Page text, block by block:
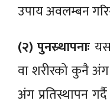
उपाय अवलम्बन
(२) पुनस्र्थापनाः
वा शरीरको कुनै अंग
अंग प्रतिस्थापन